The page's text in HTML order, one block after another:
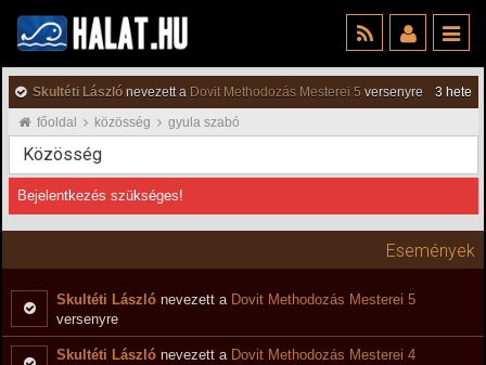
Skultéti László nevezett a Dovit Methodozás Mesterei 5 versenyre
3 hete
főoldal
közösség gyula szabó
Közösség
Bejelentkezés szükséges!
Események
Skultéti László nevezett a Dovit Methodozás Mesterei 5
versenyre
Skultéti László nevezett a Dovit Methodozás Mesterei 4